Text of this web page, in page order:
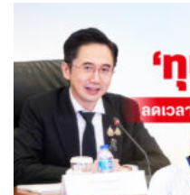
August 6, 2026 - 13:51